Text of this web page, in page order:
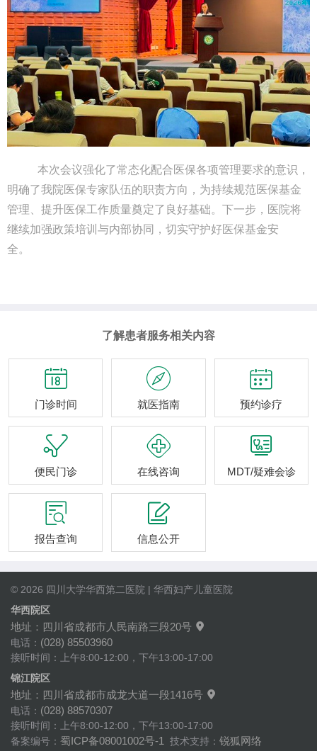
本次会议强化了常态化配合医保各项管理要求的意识，
明确了我院医保专家队伍的职责方向，为持续规范医保基金
管理、提升医保工作质量奠定了良好基础。下一步，医院将
继续加强政策培训与内部协同，切实守护好医保基金安
全。
了解患者服务相关内容

门诊时间

就医指南

预约诊疗

便民门诊

在线咨询

MDT/疑难会诊

报告查询

信息公开
© 2026 四川大学华西第二医院 | 华西妇产儿童医院
华西院区
地址：四川省成都市人民南路三段20号 
电话： (028) 85503960
接听时间：上午8:00-12:00，下午13:00-17:00
锦江院区
地址：四川省成都市成龙大道一段1416号 
电话： (028) 88570307
接听时间：上午8:00-12:00，下午13:00-17:00
备案编号： 蜀ICP备08001002号-1 技术支持： 锐狐网络